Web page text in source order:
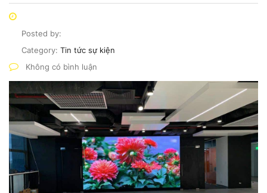
Posted by:
Category: Tin tức sự kiện
Không có bình luận